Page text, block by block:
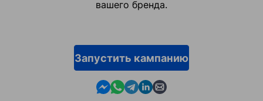
вашего бренда.
Запустить кампанию
Contact us in Messenger
Contact us in WhatsApp
Contact us in Telegram
Contact us in Linkedin
Contact us by email